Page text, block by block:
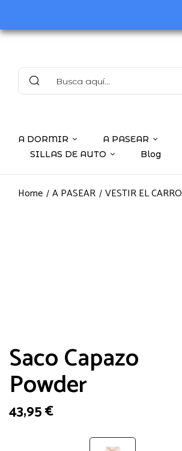
A DORMIR A PASEAR
SILLAS DE AUTO
Blog
Home A PASEAR VESTIR EL CARRO
Saco Capazo
Powder
43,95€